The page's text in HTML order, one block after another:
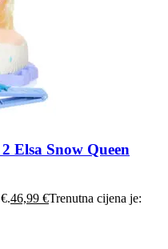
Elsa Snow Queen
46,99 €Trenutna cijena je: